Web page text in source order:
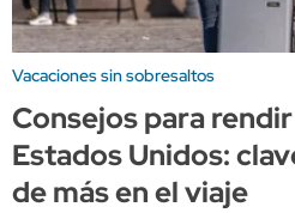
Vacaciones sin sobresaltos
Consejos para
Estados Unidos:
de más en el viaje